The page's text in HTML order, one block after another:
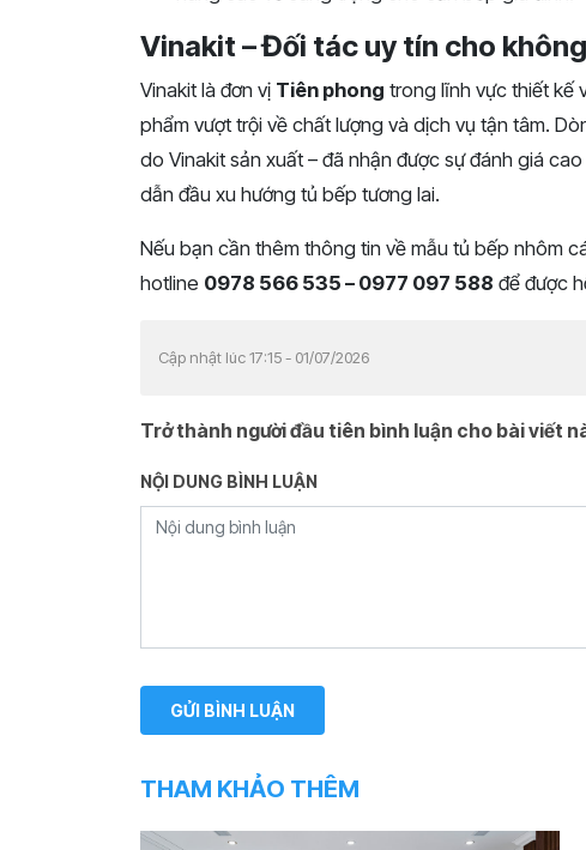
Vinakit – Đối tác uy tín cho
Vinakit là đơn vị Tiên phong trong lĩnh vực thiết kế
phẩm vượt trội về chất lượng và dịch vụ tận tâm.
do Vinakit sản xuất – đã nhận được sự đánh giá
dẫn đầu xu hướng tủ bếp tương lai.
Nếu bạn cần thêm thông tin về mẫu tủ bếp nhôm
hotline 0978 566 535 – 0977 097 588 để được
Cập nhật lúc 17:15 - 01/07/2026
Trở thành người đầu tiên bình luận cho bài viết
NỘI DUNG BÌNH LUẬN
THAM KHẢO THÊM